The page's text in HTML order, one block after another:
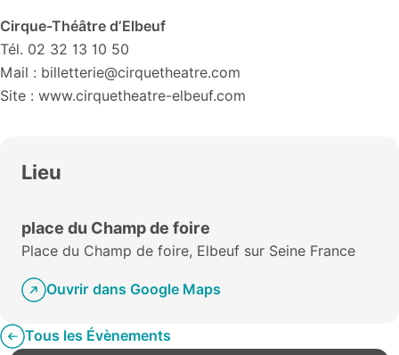
Cirque-Théâtre d’Elbeuf
Tél. 02 32 13 10 50
Mail : billetterie@cirquetheatre.com
Site : www.cirquetheatre-elbeuf.com
Lieu
place du Champ de foire
Place du Champ de foire, Elbeuf sur Seine France
Ouvrir dans Google Maps
Tous les Évènements